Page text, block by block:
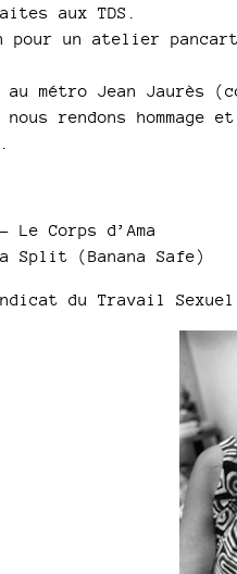
aux TDS.
pour un atelier
au métro Jean
rendons
- Le Corps d’Ama
Split (Banana Safe)
du Travail Sexuel.